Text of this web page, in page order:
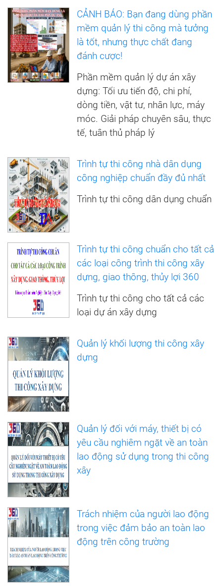
CẢNH BÁO: Bạn đang dùng phần
mềm quản lý thi công mà tưởng
là tốt, nhưng thực chất đang
đánh cược!
Phần mềm quản lý dự án xây
dựng: Tối ưu tiến độ, chi phí,
dòng tiền, vật tư, nhân lực, máy
móc. Giải pháp chuyên sâu, thực
tế, tuân thủ pháp lý
Trình tự thi công nhà dân dụng
công nghiệp chuẩn đầy đủ nhất
Trình tự thi công dân dụng chuẩn
Trình tự thi công chuẩn cho tất cả
các loại công trình thi công xây
dựng, giao thông, thủy lợi 360
Trình tự thi công cho tất cả các
loại dự án xây dựng
Quản lý khối lượng thi công xây
dựng
Quản lý đối với máy, thiết bị có
yêu cầu nghiêm ngặt về an toàn
lao động sử dụng trong thi công
xây
Trách nhiệm của người lao động
trong việc đảm bảo an toàn lao
động trên công trường